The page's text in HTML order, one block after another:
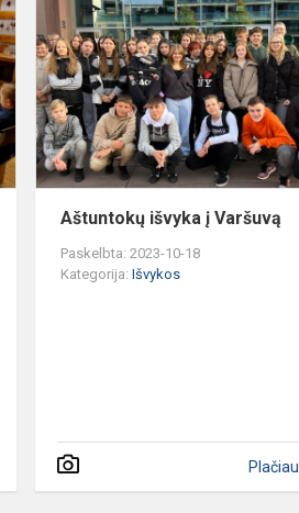
-
edukacinė
išvyka
į
Chaimo
Frenkelio
vilą
Aštuntokų išvyka į Varšuvą
Paskelbta: 2023-10-18
Kategorija:Išvykos
Plačiau